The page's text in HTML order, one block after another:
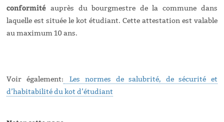
conformité auprès du bourgmestre de la commune dans
laquelle est située le kot étudiant. Cette attestation est valable
au maximum 10 ans.
Voir également: Les normes de salubrité, de sécurité et
d’habitabilité du kot d’étudiant